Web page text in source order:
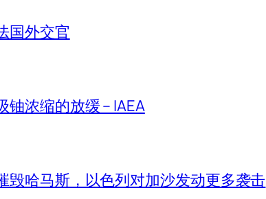
国外交官
浓缩的放缓 – IAEA
毁哈马斯，以色列对加沙发动更多袭击